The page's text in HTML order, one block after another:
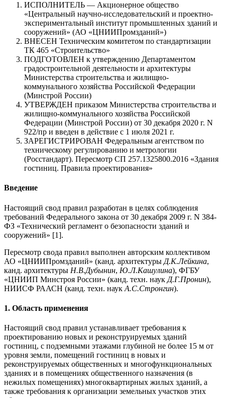
ИСПОЛНИТЕЛЬ — Акционерное общество
«Центральный научно-исследовательский и проектно-
экспериментальный институт промышленных зданий и
сооружений» (АО «ЦНИИПромзданий»)
ВНЕСЕН Техническим комитетом по стандартизации
ТК 465 «Строительство»
ПОДГОТОВЛЕН к утверждению Департаментом
градостроительной деятельности и архитектуры
Министерства строительства и жилищно-
коммунального хозяйства Российской Федерации
(Минстрой России)
УТВЕРЖДЕН приказом Министерства строительства и
жилищно-коммунального хозяйства Российской
Федерации (Минстрой России) от 30 декабря 2020 г. N
922/пр и введен в действие с 1 июля 2021 г.
ЗАРЕГИСТРИРОВАН Федеральным агентством по
техническому регулированию и метрологии
(Росстандарт). Пересмотр СП 257.1325800.2016 «Здания
гостиниц. Правила проектирования»
Введение
Настоящий свод правил разработан в целях соблюдения
требований Федерального закона от 30 декабря 2009 г. N 384-
ФЗ «Технический регламент о безопасности зданий и
сооружений» [1].
Пересмотр свода правил выполнен авторским коллективом
АО «ЦНИИПромзданий» (канд. архитектуры Д.К.Лейкина,
канд. архитектуры Н.В.Дубынин, Ю.Л.Кашулина), ФГБУ
«ЦНИИП Минстроя России» (канд. техн. наук Д.Г.Пронин),
НИИСФ РААСН (канд. техн. наук А.С.Стронгин).
1. Область применения
Настоящий свод правил устанавливает требования к
проектированию новых и реконструируемых зданий
гостиниц, с подземными этажами глубиной не более 15 м от
уровня земли, помещений гостиниц в новых и
реконструируемых общественных и многофункциональных
зданиях и в помещениях общественного назначения (в
нежилых помещениях) многоквартирных жилых зданий, а
также требования к организации земельных участков этих